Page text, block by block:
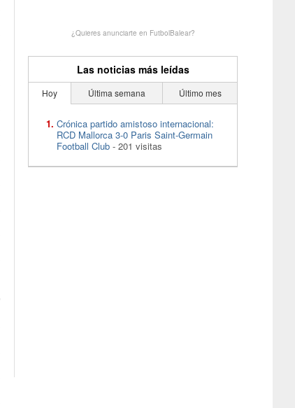
¿Quieres anunciarte en FutbolBalear?
Las noticias más leídas
Hoy Última semana Último mes
Crónica partido amistoso internacional:
RCD Mallorca 3-0 Paris Saint-Germain
Football Club - 201 visitas